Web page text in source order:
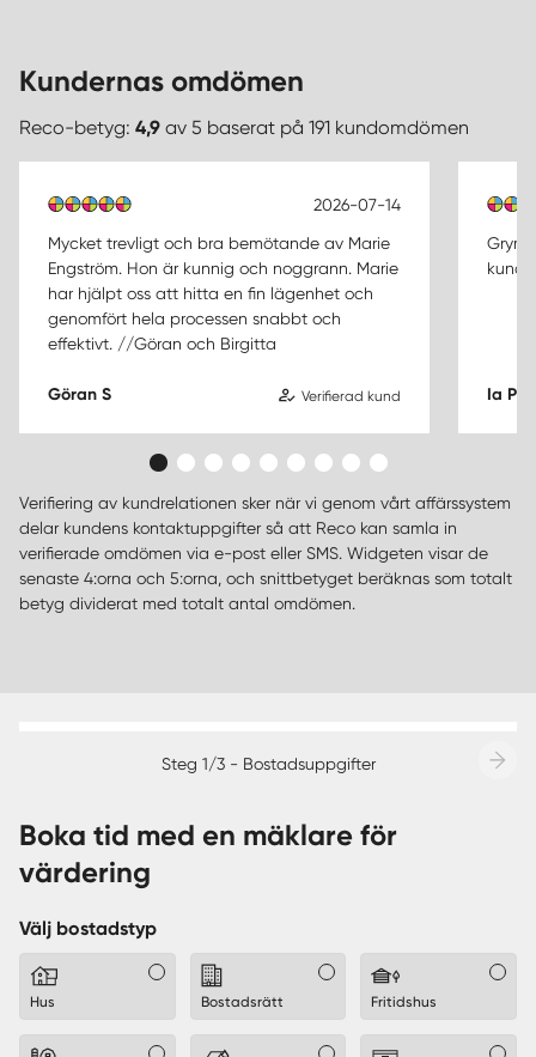
Kundernas omdömen
Reco-betyg: 4,9 av 5 baserat på 191 kundomdömen
2026-07-14
Mycket trevligt och bra bemötande av Marie
Engström. Hon är kunnig och noggrann. Marie
har hjälpt oss att hitta en fin lägenhet och
genomfört hela processen snabbt och
effektivt. //Göran och Birgitta
Göran S Verifierad kund Ia P
Verifiering av kundrelationen sker när vi genom vårt affärssystem
delar kundens kontaktuppgifter så att Reco kan samla in
verifierade omdömen via e-post eller SMS. Widgeten visar de
senaste 4:orna och 5:orna, och snittbetyget beräknas som totalt
betyg dividerat med totalt antal omdömen.
Steg 1/3 - Bostadsuppgifter
Boka tid med en mäklare för
värdering
Välj bostadstyp
Hus Bostadsrätt Fritidshus